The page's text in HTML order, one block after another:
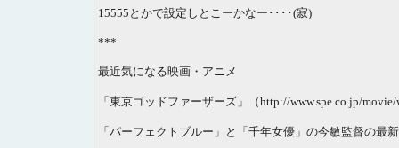
15555とかで設定しとこーかなー････(寂)
***
最近気になる映画・アニメ
「東京ゴッドファーザーズ」（http://www.spe.co.jp/
「パーフェクトブルー」と「千年女優」の今敏監督の最